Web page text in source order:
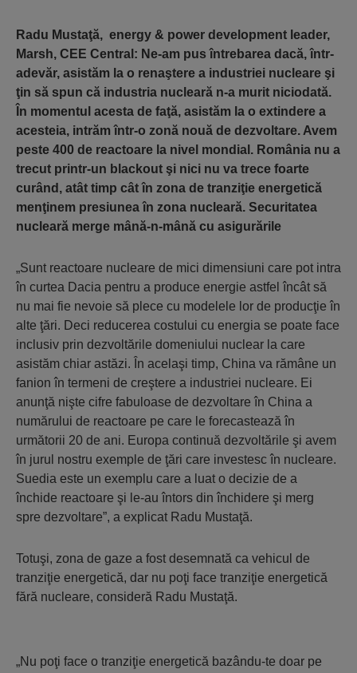
Radu Mustaţă, energy & power development leader,
Marsh, CEE Central: Ne-am pus întrebarea dacă, într-
adevăr, asistăm la o renaştere a industriei nucleare şi
ţin să spun că industria nucleară n-a murit niciodată.
În momentul acesta de faţă, asistăm la o extindere a
acesteia, intrăm într-o zonă nouă de dezvoltare. Avem
peste 400 de reactoare la nivel mondial. România nu a
trecut printr-un blackout şi nici nu va trece foarte
curând, atât timp cât în zona de tranziţie energetică
menţinem presiunea în zona nucleară. Securitatea
nucleară merge mână-n-mână cu asigurările
„Sunt reactoare nucleare de mici dimensiuni care pot intra
în curtea Dacia pentru a produce energie astfel încât să
nu mai fie nevoie să plece cu modelele lor de producţie în
alte ţări. Deci reducerea costului cu energia se poate face
inclusiv prin dezvoltările domeniului nuclear la care
asistăm chiar astăzi. În acelaşi timp, China va rămâne un
fanion în termeni de creştere a industriei nucleare. Ei
anunţă nişte cifre fabuloase de dezvoltare în China a
numărului de reactoare pe care le forecastează în
următorii 20 de ani. Europa continuă dezvoltările şi avem
în jurul nostru exemple de ţări care investesc în nucleare.
Suedia este un exemplu care a luat o decizie de a
închide reactoare şi le-au întors din închidere şi merg
spre dezvoltare”, a explicat Radu Mustaţă.
Totuşi, zona de gaze a fost desemnată ca vehicul de
tranziţie energetică, dar nu poţi face tranziţie energetică
fără nucleare, consideră Radu Mustaţă.
„Nu poţi face o tranziţie energetică bazându-te doar pe